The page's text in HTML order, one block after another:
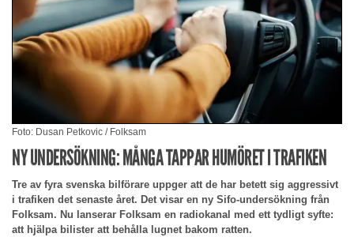
Foto: Dusan Petkovic / Folksam
NY UNDERSÖKNING: MÅNGA TAPPAR HUMÖRET I TRAFIKEN
Tre av fyra svenska bilförare uppger att de har betett sig aggressivt
i trafiken det senaste året. Det visar en ny Sifo-undersökning från
Folksam. Nu lanserar Folksam en radiokanal med ett tydligt syfte:
att hjälpa bilister att behålla lugnet bakom ratten.